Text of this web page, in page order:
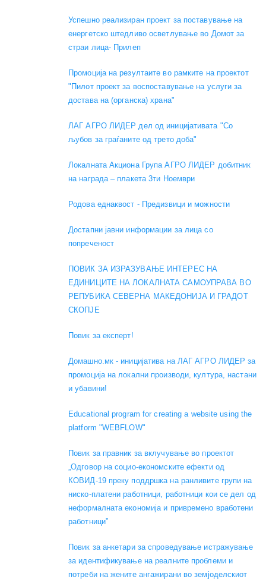
Успешно реализиран проект за поставување на
енергетско штедливо осветлување во Домот за
страи лица- Прилеп
Промоција на резултаите во рамките на проектот
"Пилот проект за воспоставување на услуги за
достава на (органска) храна"
ЛАГ АГРО ЛИДЕР дел од иницијативата "Со
љубов за граѓаните од трето доба"
Локалната Акциона Група АГРО ЛИДЕР добитник
на награда – плакета 3ти Ноември
Родова еднаквост - Предизвици и можности
Достапни јавни информации за лица со
попреченост
ПОВИК ЗА ИЗРАЗУВАЊЕ ИНТЕРЕС НА
ЕДИНИЦИТЕ НА ЛОКАЛНАТА САМОУПРАВА ВО
РЕПУБИКА СЕВЕРНА МАКЕДОНИЈА И ГРАДОТ
СКОПЈЕ
Повик за експерт!
Домашно.мк - иницијатива на ЛАГ АГРО ЛИДЕР за
промоција на локални производи, култура, настани
и убавини!
Educational program for creating a website using the
platform "WEBFLOW"
Повик за правник за вклучување во проектот
„Одговор на социо-економските ефекти од
КОВИД-19 преку поддршка на ранливите групи на
ниско-платени работници, работници кои се дел од
неформалната економија и привремено вработени
работници”
Повик за анкетари за спроведување истражување
за идентификување на реалните проблеми и
потреби на жените ангажирани во земјоделскиот